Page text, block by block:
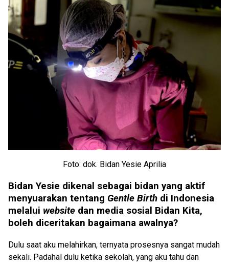
Foto: dok. Bidan Yesie Aprilia
Bidan Yesie dikenal sebagai bidan yang aktif
menyuarakan tentang Gentle Birth di Indonesia
melalui website dan media sosial Bidan Kita,
boleh diceritakan bagaimana awalnya?
Dulu saat aku melahirkan, ternyata prosesnya sangat mudah
sekali. Padahal dulu ketika sekolah, yang aku tahu dan